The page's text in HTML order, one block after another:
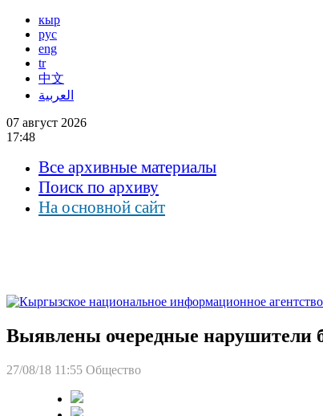
кыр
рус
eng
tr
中文
العربية
07 август 2026
17:48
Все архивные материалы
Поиск по архиву
На основной сайт
Выявлены очередные нарушители
27/08/18 11:55 Общество